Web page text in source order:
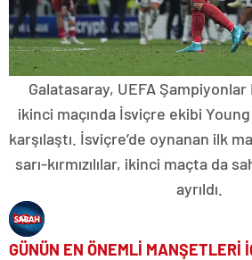
Galatasaray, UEFA
ikinci maçında İsviçre ekibi
karşılaştı. İsviçre’de oynanan ilk
sarı-kırmızılılar, ikinci maçta da
ayrıldı.
GÜNÜN EN ÖNEMLİ MANŞETLERİ